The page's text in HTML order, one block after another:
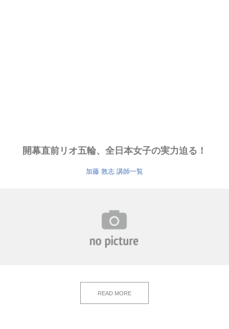
開幕直前リオ五輪、全日本女子の実力迫る！
加藤 敦志 講師一覧
READ MORE